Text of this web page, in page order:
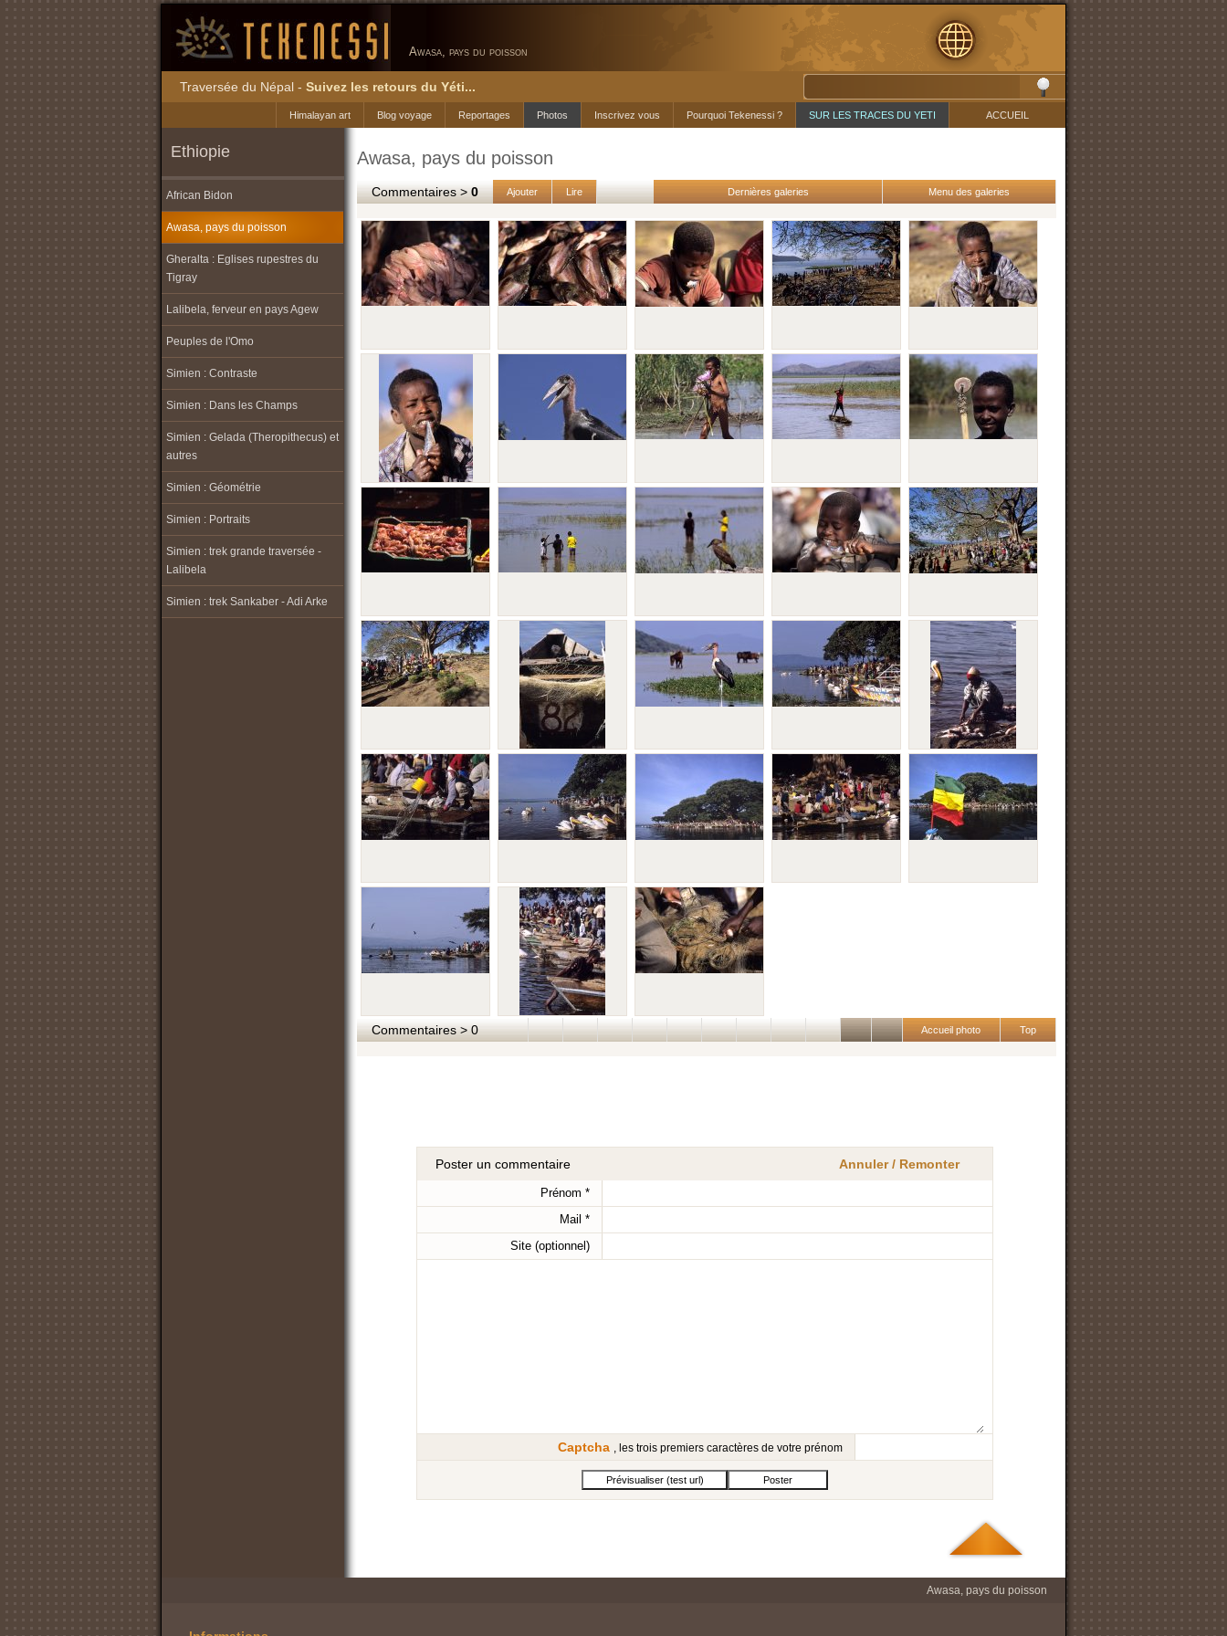
Awasa, pays du poisson
Traversée du Népal - Suivez les retours du Yéti...
ACCUEIL
SUR LES TRACES DU YETI
Pourquoi Tekenessi ?
Inscrivez vous
Photos
Reportages
Blog voyage
Himalayan art
Ethiopie
African Bidon
Awasa, pays du poisson
Gheralta : Eglises rupestres du
Tigray
Lalibela, ferveur en pays Agew
Peuples de l'Omo
Simien : Contraste
Simien : Dans les Champs
Simien : Gelada (Theropithecus) et
autres
Simien : Géométrie
Simien : Portraits
Simien : trek grande traversée -
Lalibela
Simien : trek Sankaber - Adi Arke
Awasa, pays du poisson
Commentaires >0 Ajouter Lire Menu des galeries
Dernières galeries
Commentaires > 0 Top
Accueil photo
Annuler / Remonter
Poster un commentaire
Prénom *
Mail *
Site (optionnel)
Captcha , les trois premiers caractères de votre prénom
Awasa, pays du poisson